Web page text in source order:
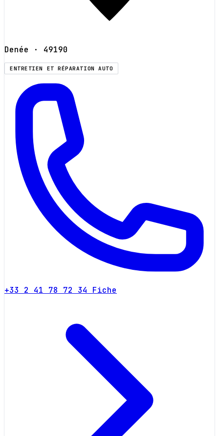
Denée · 49190
ENTRETIEN ET RÉPARATION AUTO
+33 2 41 78 72 34 Fiche